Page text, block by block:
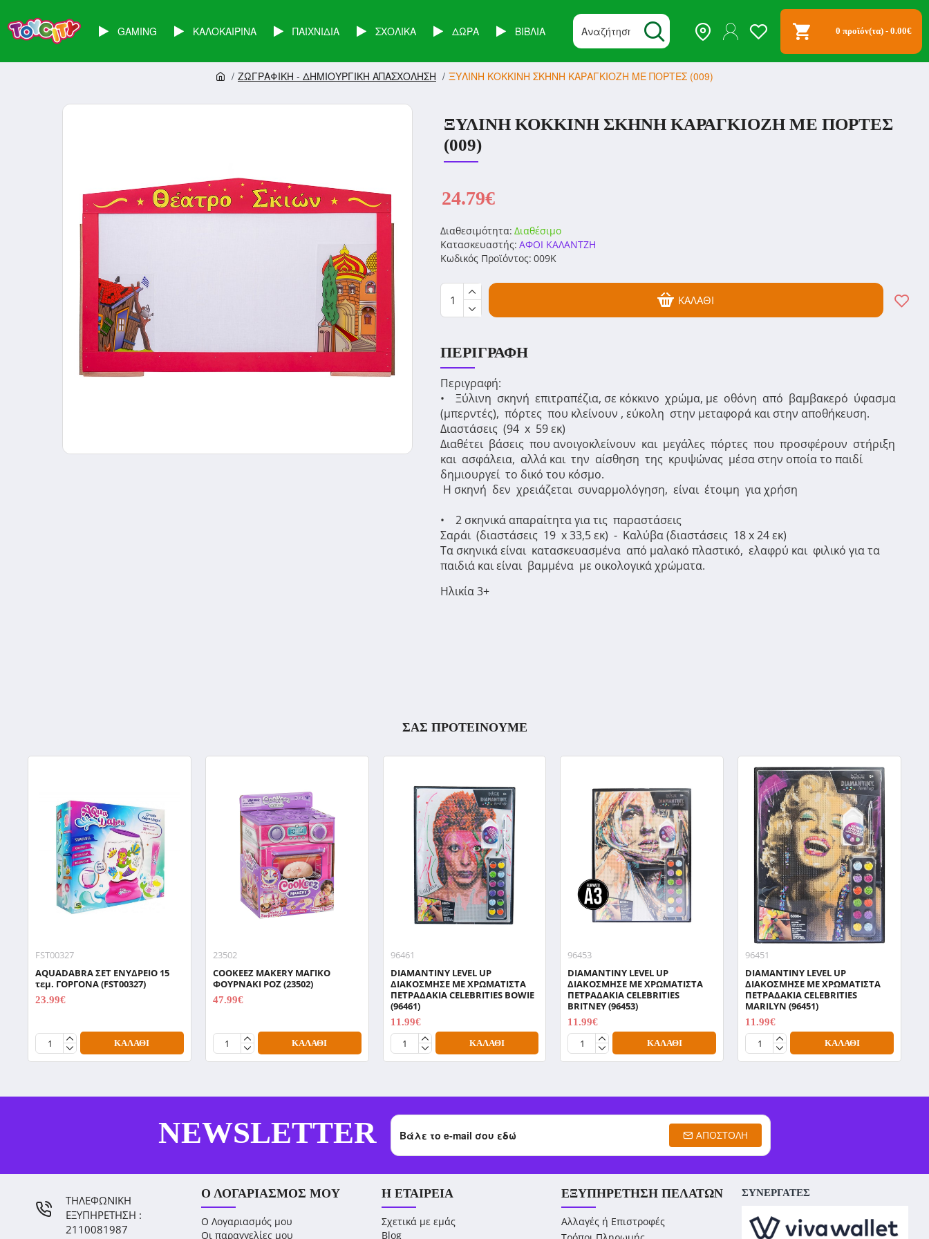
GAMING ΚΑΛΟΚΑΙΡΙΝΑ ΠΑΙΧΝΙΔΙΑ ΣΧΟΛΙΚΑ ΔΩΡΑ ΒΙΒΛΙΑ 0 προϊόν(τα) - 0.00€
ΖΩΓΡΑΦΙΚΗ - ΔΗΜΙΟΥΡΓΙΚΗ ΑΠΑΣΧΟΛΗΣΗ ΞΥΛΙΝΗ ΚΟΚΚΙΝΗ ΣΚΗΝΗ ΚΑΡΑΓΚΙΟΖΗ ΜΕ ΠΟΡΤΕΣ (009)
ΞΥΛΙΝΗ ΚΟΚΚΙΝΗ ΣΚΗΝΗ ΚΑΡΑΓΚΙΟΖΗ ΜΕ ΠΟΡΤΕΣ
(009)
Διαθεσιμότητα: Διαθέσιμο
Κατασκευαστής: ΑΦΟΙ ΚΑΛΑΝΤΖΗ
Κωδικός Προϊόντος: 009Κ
24.79€
ΚΑΛΆΘΙ
ΠΕΡΙΓΡΑΦΉ
Περιγραφή:
• Ξύλινη σκηνή επιτραπέζια, σε κόκκινο χρώμα, με οθόνη από βαμβακερό ύφασμα
(μπερντές), πόρτες που κλείνουν , εύκολη στην μεταφορά και στην αποθήκευση.
Διαστάσεις (94 x 59 εκ)
Διαθέτει βάσεις που ανοιγοκλείνουν και μεγάλες πόρτες που προσφέρουν στήριξη
και ασφάλεια, αλλά και την αίσθηση της κρυψώνας μέσα στην οποία το παιδί
δημιουργεί το δικό του κόσμο.
Η σκηνή δεν χρειάζεται συναρμολόγηση, είναι έτοιμη για χρήση
• 2 σκηνικά απαραίτητα για τις παραστάσεις
Σαράι (διαστάσεις 19 x 33,5 εκ) - Καλύβα (διαστάσεις 18 x 24 εκ)
Τα σκηνικά είναι κατασκευασμένα από μαλακό πλαστικό, ελαφρύ και φιλικό για τα
παιδιά και είναι βαμμένα με οικολογικά χρώματα.
Ηλικία 3+
ΣΑΣ ΠΡΟΤΕΙΝΟΥΜΕ
FST00327
AQUADABRA ΣΕΤ ΕΝΥΔΡΕΙΟ 15
τεμ. ΓΟΡΓΟΝΑ (FST00327)
23.99€
ΚΑΛΆΘΙ
23502
COOKEEZ MAKERY ΜΑΓΙΚΟ
ΦΟΥΡΝΑΚΙ ΡΟΖ (23502)
47.99€
ΚΑΛΆΘΙ
96461
DIAMANTINY LEVEL UP
ΔΙΑΚΟΣΜΗΣΕ ΜΕ ΧΡΩΜΑΤΙΣΤΑ
ΠΕΤΡΑΔΑΚΙΑ CELEBRITIES BOWIE
(96461)
11.99€
ΚΑΛΆΘΙ
96453
DIAMANTINY LEVEL UP
ΔΙΑΚΟΣΜΗΣΕ ΜΕ ΧΡΩΜΑΤΙΣΤΑ
ΠΕΤΡΑΔΑΚΙΑ CELEBRITIES
BRITNEY (96453)
11.99€
ΚΑΛΆΘΙ
96451
DIAMANTINY LEVEL UP
ΔΙΑΚΟΣΜΗΣΕ ΜΕ ΧΡΩΜΑΤΙΣΤΑ
ΠΕΤΡΑΔΑΚΙΑ CELEBRITIES
MARILYN (96451)
11.99€
ΚΑΛΆΘΙ
NEWSLETTER ΑΠΟΣΤΟΛΉ
ΤΗΛΕΦΩΝΙΚΗ
ΕΞΥΠΗΡΕΤΗΣΗ :
2110081987
Ο ΛΟΓΑΡΙΑΣΜΌΣ ΜΟΥ
Ο Λογαριασμός μου
Οι παραγγελίες μου
Η ΕΤΑΙΡΕΊΑ
Σχετικά με εμάς
Blog
ΕΞΥΠΗΡΈΤΗΣΗ ΠΕΛΑΤΏΝ
Αλλαγές ή Επιστροφές
ΣΥΝΕΡΓΑΤΕΣ